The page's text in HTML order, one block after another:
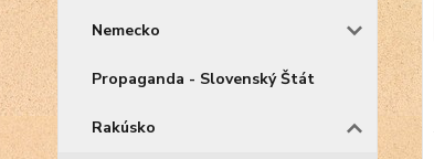
Nemecko
Propaganda - Slovenský Štát
Rakúsko